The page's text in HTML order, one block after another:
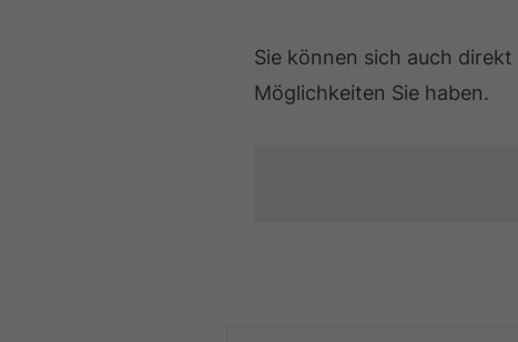
Sie können sich auch direkt
Möglichkeiten Sie haben.